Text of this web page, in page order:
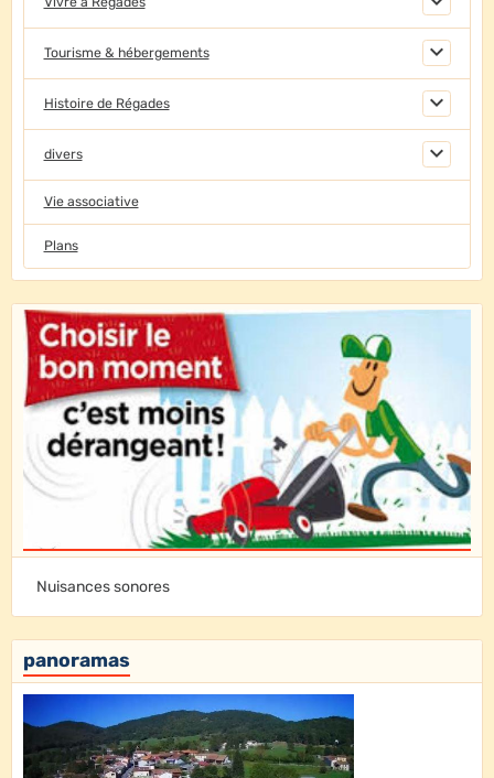
Tourisme & hébergements
Histoire de Régades
divers
Vie associative
Plans
Nuisances sonores
panoramas